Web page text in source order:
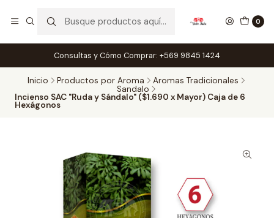
0
Consultas y Cómo Comprar: +569 9845 1424
Inicio Productos por Aroma
Aromas Tradicionales
Sandalo
Incienso SAC "Ruda y Sándalo" ($1.690 x Mayor) Caja de 6
Hexágonos